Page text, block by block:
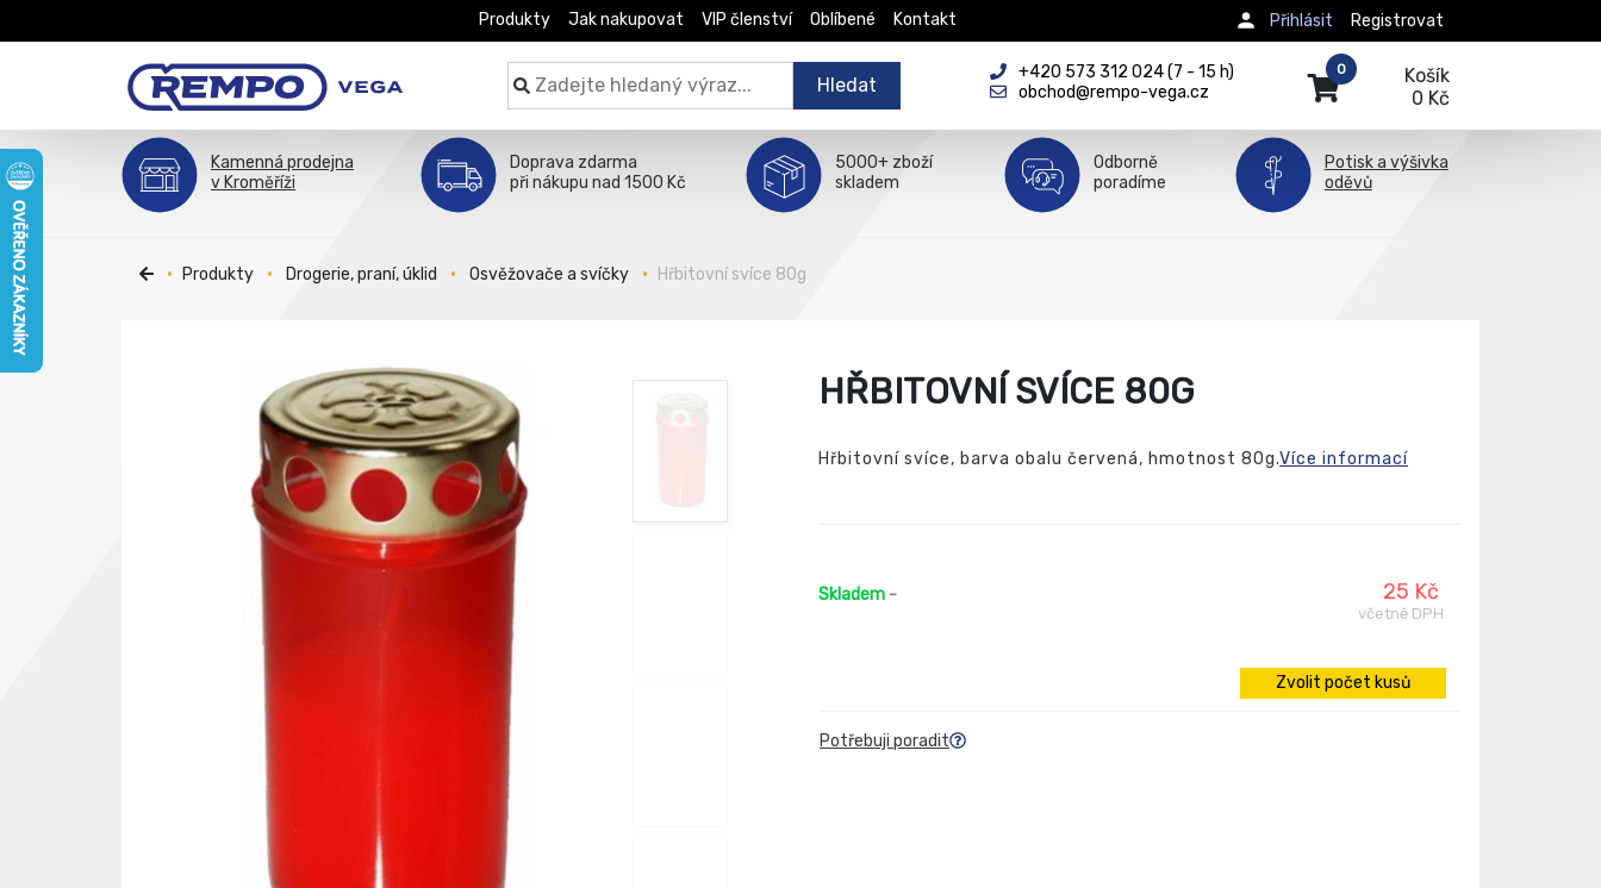
Produkty Jak nakupovat VIP členství Oblíbené Kontakt Registrovat
Přihlásit
Hledat
+420 573 312 024 (7 - 15 h)
obchod@rempo-vega.cz
Košík
0 Kč
0
Kamenná prodejna
v Kroměříži
Doprava zdarma
při nákupu nad 1500 Kč
5000+ zboží
skladem
Odborně
poradíme
Potisk a výšivka
oděvů
Produkty Drogerie, praní, úklid Osvěžovače a svíčky Hřbitovní svíce 80g
HŘBITOVNÍ SVÍCE 80G
Hřbitovní svíce, barva obalu červená, hmotnost 80g.Více informací
Skladem - 25 Kč
včetně DPH
Zvolit počet kusů
Potřebuji poradit